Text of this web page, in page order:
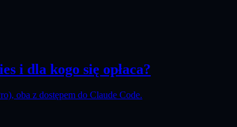
i dla kogo się opłaca?
oba z dostępem do Claude Code.